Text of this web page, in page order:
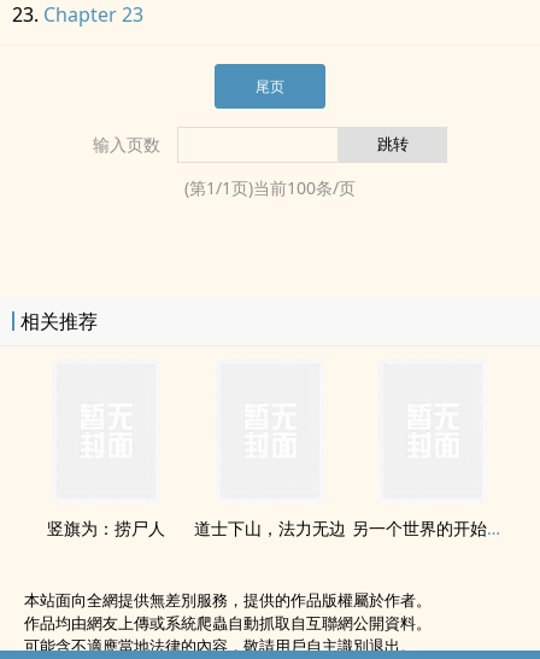
Chapter 23
尾页
输入页数
(第1/1页)当前100条/页
相关推荐
竖旗为：捞尸人 道士下山，法力无边 另一个世界的开始欢迎进入
本站面向全網提供無差別服務，提供的作品版權屬於作者。
作品均由網友上傳或系統爬蟲自動抓取自互聯網公開資料。
可能含不適應當地法律的內容，敬請用戶自主識別退出。